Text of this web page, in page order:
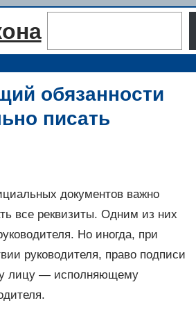
обязанности
писать
документов важно
все реквизиты. Одним из них
Но иногда, при
руководителя, право подписи
лицу — исполняющему